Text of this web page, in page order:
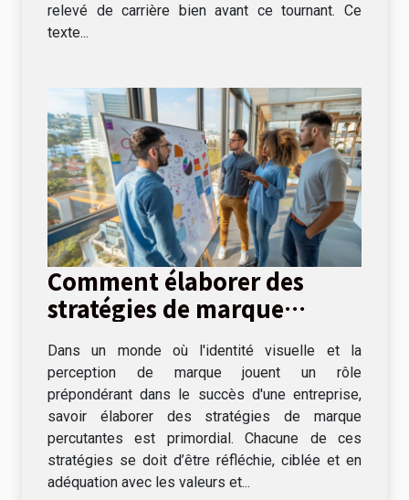
relevé de carrière bien avant ce tournant. Ce
texte...
Comment élaborer des
stratégies de marque
Dans un monde où l'identité visuelle et la
perception de marque jouent un rôle
prépondérant dans le succès d'une entreprise,
savoir élaborer des stratégies de marque
percutantes est primordial. Chacune de ces
stratégies se doit d’être réfléchie, ciblée et en
adéquation avec les valeurs et...